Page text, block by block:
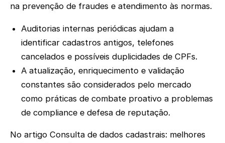
na prevenção de fraudes e atendimento às normas.
Auditorias internas periódicas ajudam a
identificar cadastros antigos, telefones
cancelados e possíveis duplicidades de CPFs.
A atualização, enriquecimento e validação
constantes são considerados pelo mercado
como práticas de combate proativo a problemas
de compliance e defesa de reputação.
No artigo Consulta de dados cadastrais: melhores